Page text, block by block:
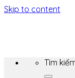
Skip to content
Tìm